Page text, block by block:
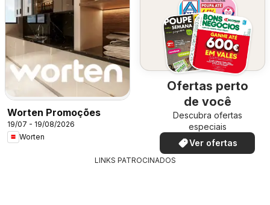
Worten Promoções
19/07 - 19/08/2026
Worten
Ofertas perto
de você
Descubra ofertas
especiais
Ver ofertas
LINKS PATROCINADOS